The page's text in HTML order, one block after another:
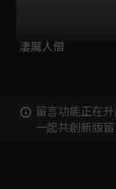
淒厲人僧
留言功能正在
一起共創新版留